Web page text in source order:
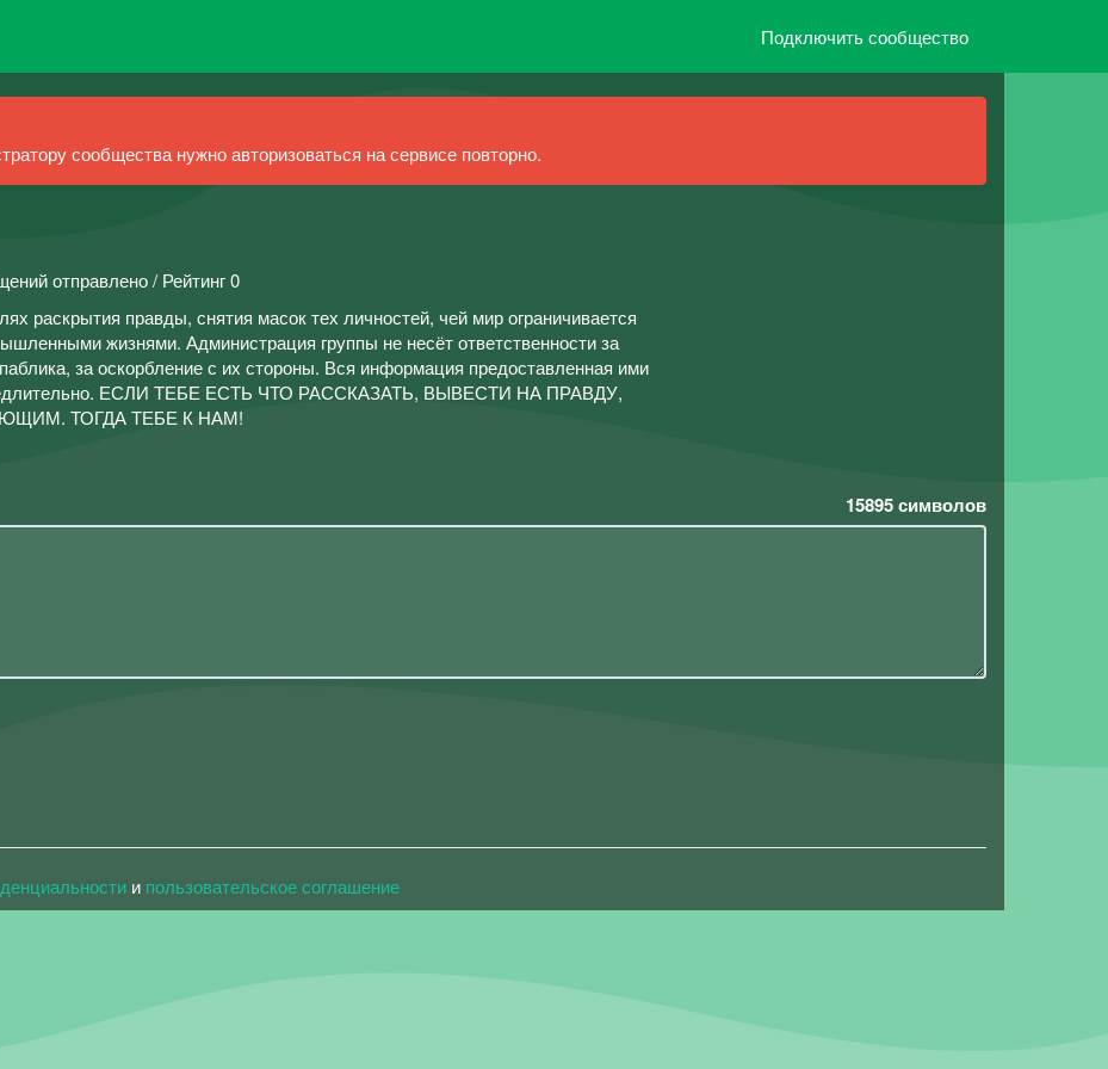
Подключить сообщество
сообщества нужно авторизоваться на сервисе повторно.
отправлено / Рейтинг 0
раскрытия правды, снятия масок тех личностей, чей мир ограничивается
жизнями. Администрация группы не несёт ответственности за
за оскорбление с их стороны. Вся информация предоставленная ими
ЕСЛИ ТЕБЕ ЕСТЬ ЧТО РАССКАЗАТЬ, ВЫВЕСТИ НА ПРАВДУ,
ТОГДА ТЕБЕ К НАМ!
15895символов
и пользовательское соглашение